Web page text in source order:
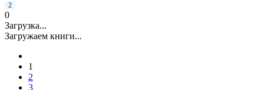
2
0
Загрузка...
Загружаем книги...
1
2
3